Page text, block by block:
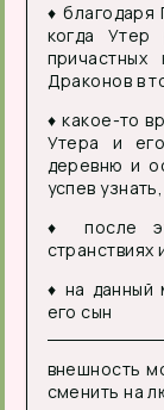
♦ благодаря
когда Утер
Драконов в
♦ какое-то
Утера и
деревню и
успев
♦ после
странствиях
♦ на данный
его сын
внешность
сменить на